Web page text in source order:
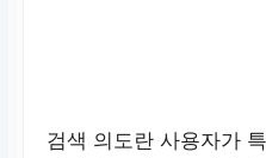
검색 의도란 사용자가